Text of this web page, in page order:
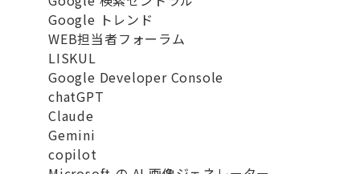
Google トレンド
WEB担当者フォーラム
LISKUL
Google Developer Console
chatGPT
Claude
Gemini
copilot